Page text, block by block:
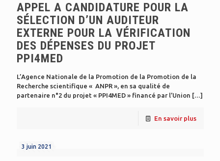
APPEL A CANDIDATURE POUR LA
SÉLECTION D’UN AUDITEUR
EXTERNE POUR LA VÉRIFICATION
DES DÉPENSES DU PROJET
PPI4MED
L’Agence Nationale de la Promotion de la Promotion de la
Recherche scientifique « ANPR », en sa qualité de
partenaire n°2 du projet « PPI4MED » financé par l’Union […]
En savoir plus
3 juin 2021